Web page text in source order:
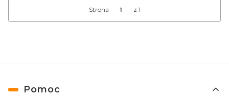
Strona z 1
Linki w stopce
Pomoc